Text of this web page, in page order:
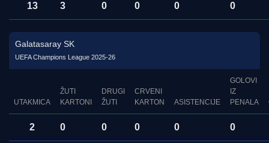
13 3 0 0 0 0
Galatasaray SK
UEFA Champions League 2025-26
UTAKMICA
ŽUTI
KARTONI
DRUGI
ŽUTI
CRVENI
KARTON
ASISTENCIJE
GOLOVI
IZ
PENALA
2 0 0 0 0 0